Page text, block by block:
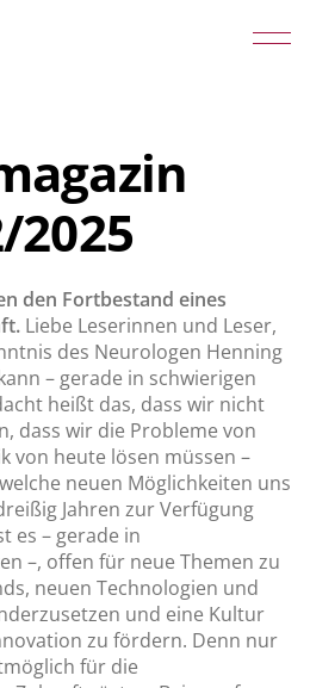
2025
den Fortbestand eines
Liebe Leserinnen und Leser,
des Neurologen Henning
– gerade in schwierigen
heißt das, dass wir nicht
dass wir die Probleme von
von heute lösen müssen –
neuen Möglichkeiten uns
Jahren zur Verfügung
es – gerade in
–, offen für neue Themen zu
neuen Technologien und
und eine Kultur
zu fördern. Denn nur
für die